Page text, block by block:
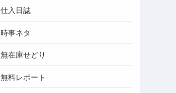
仕入日誌
時事ネタ
無在庫せどり
無料レポート